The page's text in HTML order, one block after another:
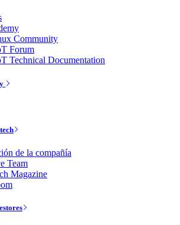
Community
Forum
Technical Documentation
de la compañía
Team
Magazine